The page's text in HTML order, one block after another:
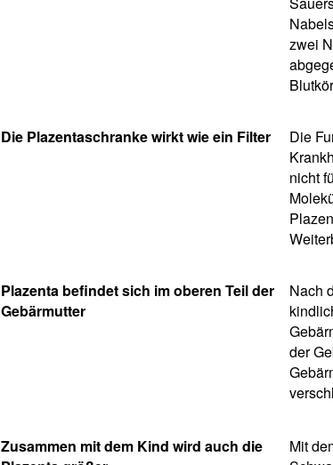
zwei
Die Plazentaschranke wirkt wie ein Filter
Die
nicht
Plazenta befindet sich im oberen Teil der
Gebärmutter
Nach
der
Zusammen mit dem Kind wird auch die
Mit